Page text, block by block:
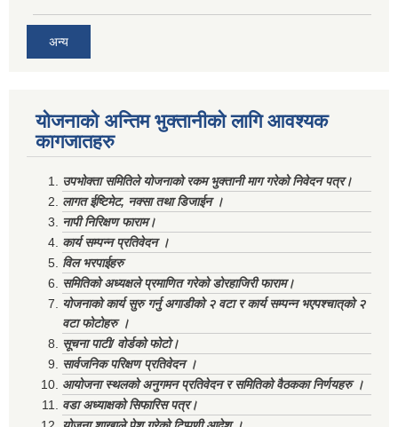
अन्य
योजनाको अन्तिम भुक्तानीको लागि आवश्यक
कागजातहरु
उपभोक्ता समितिले योजनाको रकम भुक्तानी माग गरेको निवेदन पत्र।
लागत ईष्टिमेट, नक्सा तथा डिजाईन ।
नापी निरिक्षण फाराम।
कार्य सम्पन्न प्रतिवेदन ।
विल भरपाईहरु
समितिको अध्यक्षले प्रमाणित गरेको डोरहाजिरी फाराम।
योजनाको कार्य सुरु गर्नु अगाडीको २ वटा र कार्य सम्पन्न भएपश्चात्‌को २
वटा फोटोहरु ।
सूचना पाटी/ वोर्डको फोटो।
सार्वजनिक परिक्षण प्रतिवेदन ।
आयोजना स्थलको अनुगमन प्रतिवेदन र समितिको वैठकका निर्णयहरु ।
वडा अध्याक्षको सिफारिस पत्र।